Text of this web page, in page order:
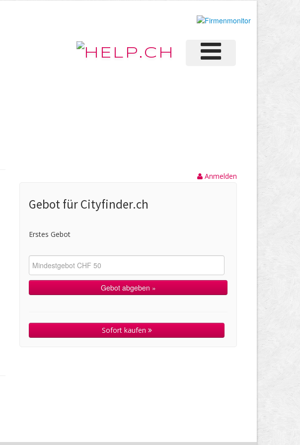
Anmelden
Gebot für Cityfinder.ch
Erstes Gebot
Sofort kaufen